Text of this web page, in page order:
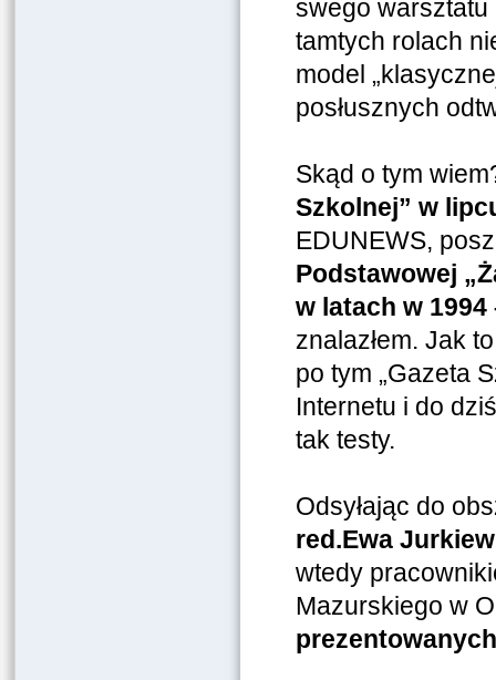
swego
tamtych rolach
model
posłusznych
Skąd o tym
Szkolnej” w
EDUNEWS,
Podstawowej
w latach w 1994
znalazłem. Jak
po tym „Gazeta
Internetu i do
tak testy.
Odsyłając do
red.Ewa
wtedy
Mazurskiego w